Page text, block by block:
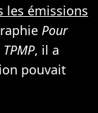
les émissions
Pour
TPMP, il a
pouvait